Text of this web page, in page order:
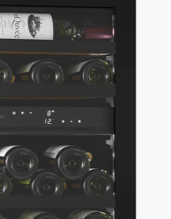
können. Sie sind in verschiedenen
und bieten innovative Funktionen
Lassen Sie sich nicht die
entgehen, die mit einer eigenen Küchenfront
werden können.